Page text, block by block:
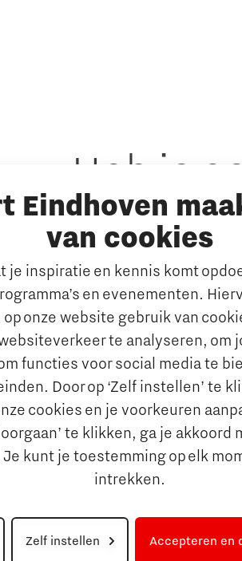
Eindhoven
van cookies
je inspiratie en kennis komt
en evenementen.
onze website gebruik van
te analyseren, om
functies voor social media te
Door op ‘Zelf instellen’ te
cookies en je voorkeuren
te klikken, ga je akkoord
kunt je toestemming op elk
intrekken.
Zelf instellen Accepteren en
Heb je
vraag?
E-mailadres:
Volg ons